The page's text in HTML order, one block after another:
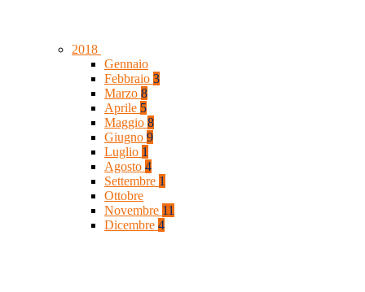
2018
Gennaio
Febbraio 3
Marzo 8
Aprile 5
Maggio 8
Giugno 9
Luglio 1
Agosto 4
Settembre 1
Ottobre
Novembre 11
Dicembre 4